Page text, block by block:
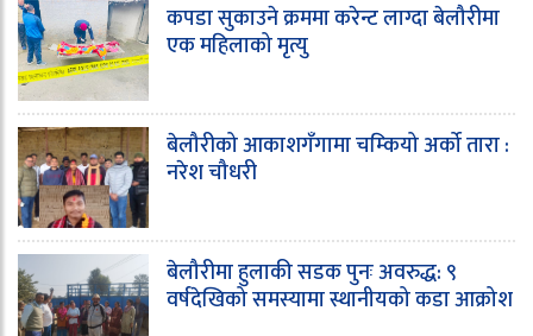
कपडा सुकाउने क्रममा करेन्ट लाग्दा बेलौरीमा
एक महिलाको मृत्यु
बेलौरीको आकाशगँगामा चम्कियो अर्को तारा :
नरेश चौधरी
बेलौरीमा हुलाकी सडक पुनः अवरुद्ध: ९
वर्षदेखिको समस्यामा स्थानीयको कडा आक्रोश